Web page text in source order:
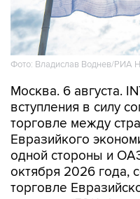
Фото: Владислав Воднев/РИА
Москва. 6 августа.
вступления в силу
торговле между
Евразийкого
одной стороны и
октября 2026 года,
торговле